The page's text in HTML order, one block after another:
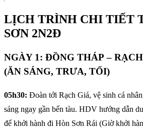
LỊCH TRÌNH CHI TIẾT
SƠN 2N2Đ
NGÀY 1: ĐỒNG THÁP –
(ĂN SÁNG, TRƯA, TỐI)
05h30: Đoàn tới Rạch Giá, vệ sinh cá
sáng ngay gần bến tàu. HDV hướng dẫn
để khởi hành đi Hòn Sơn Rái (Giờ khởi